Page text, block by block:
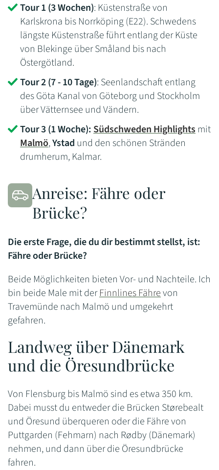
Tour 1 (3 Wochen): Küstenstraße von
Karlskrona bis Norrköping (E22). Schwedens
längste Küstenstraße führt entlang der Küste
von Blekinge über Småland bis nach
Östergötland.
Tour 2 (7 - 10 Tage): Seenlandschaft entlang
des Göta Kanal von Göteborg und Stockholm
über Vätternsee und Vändern.
Tour 3 (1 Woche):Südschweden Highlightsmit
Malmö,Ystad und den schönen Stränden
drumherum, Kalmar.
Anreise: Fähre oder
Brücke?
Die erste Frage, die du dir bestimmt stellst, ist:
Fähre oder Brücke?
Beide Möglichkeiten bieten Vor- und Nachteile. Ich
bin beide Male mit derFinnlines Fährevon
Travemünde nach Malmö und umgekehrt
gefahren.
Landweg über Dänemark
und die Öresundbrücke
Von Flensburg bis Malmö sind es etwa 350 km.
Dabei musst du entweder die Brücken Størebealt
und Öresund überqueren oder die Fähre von
Puttgarden (Fehmarn) nach Rødby (Dänemark)
nehmen, und dann über die Öresundbrücke
fahren.